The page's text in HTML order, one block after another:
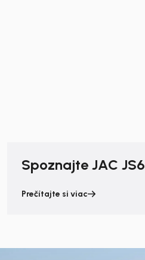
Spoznajte JAC JS6
Prečítajte si viac